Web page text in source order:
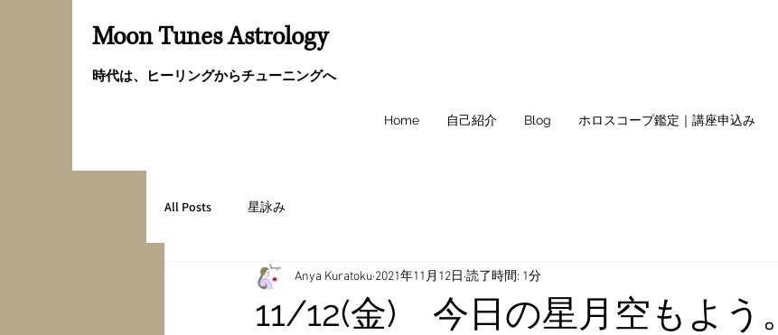
Moon Tunes Astrology
時代は、ヒーリングからチューニングへ
Home 自己紹介 Blog ホロスコープ鑑定｜講座申込み
All Posts 星詠み
11/12(金) 今日の星月空もよう。
Anya Kuratoku 2021年11月12日 読了時間: 1分